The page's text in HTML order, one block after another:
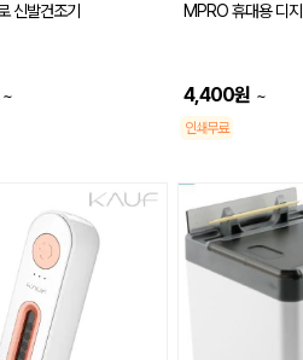
신발건조기
~
MPRO 휴대용 디
4,400원 ~
인쇄무료